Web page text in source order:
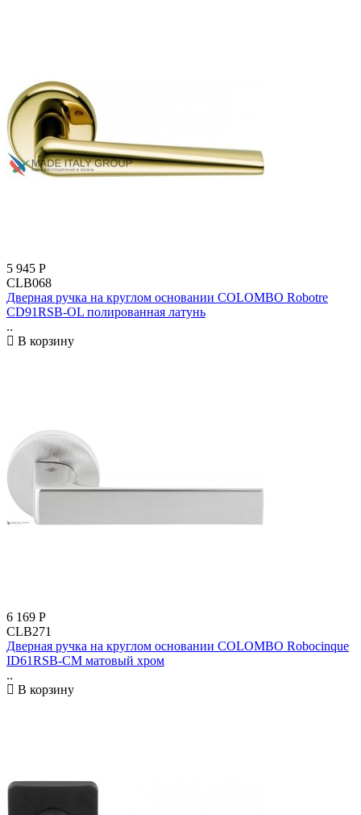
5 945 Р
CLB068
Дверная ручка на круглом основании COLOMBO Robotre
CD91RSB-OL полированная латунь
..
В корзину
6 169 Р
CLB271
Дверная ручка на круглом основании COLOMBO Robocinque
ID61RSB-CM матовый хром
..
В корзину